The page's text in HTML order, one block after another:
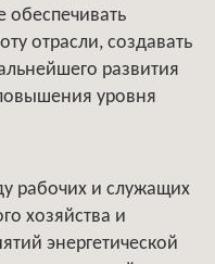
обеспечивать
отрасли, создавать
развития
уровня
рабочих и служащих
хозяйства и
энергетической